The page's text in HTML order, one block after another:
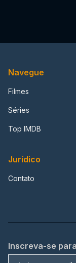
Navegue
Filmes
Séries
Top IMDB
Jurídico
Contato
Inscreva-se